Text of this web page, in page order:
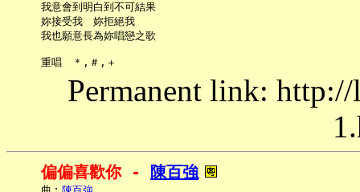
     我意會到明白到不可結果
     妳接受我　妳拒絕我
     我也願意長為妳唱戀之歌
Permanent link:
偏偏喜歡你 - 陳百強